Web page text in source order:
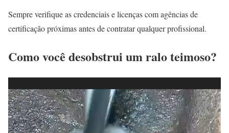
Sempre verifique as credenciais e licenças com agências de
certificação próximas antes de contratar qualquer profissional.
Como você desobstrui um ralo teimoso?